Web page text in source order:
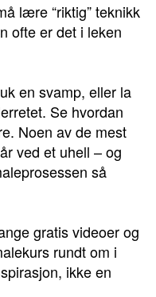
lære “riktig” teknikk
ofte er det i leken
en svamp, eller la
Se hvordan
Noen av de mest
ved et uhell – og
så
gratis videoer og
rundt om i
ikke en